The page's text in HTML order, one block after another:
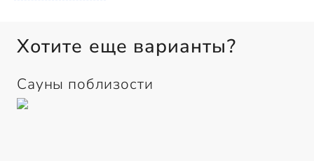
Хотите еще варианты?
Сауны поблизости